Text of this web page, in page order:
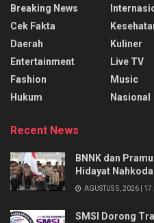
Breaking News
Cek Fakta
Daerah
Entertainment
Fashion
Hukum
Kuliner
Live TV
Music
Nasional
Recent News
BNNK dan
Hidayat
AGUSTUS 5, 2026 |
SMSI Dorong